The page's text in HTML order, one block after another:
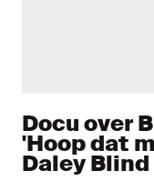
Docu over
'Hoop dat
Daley